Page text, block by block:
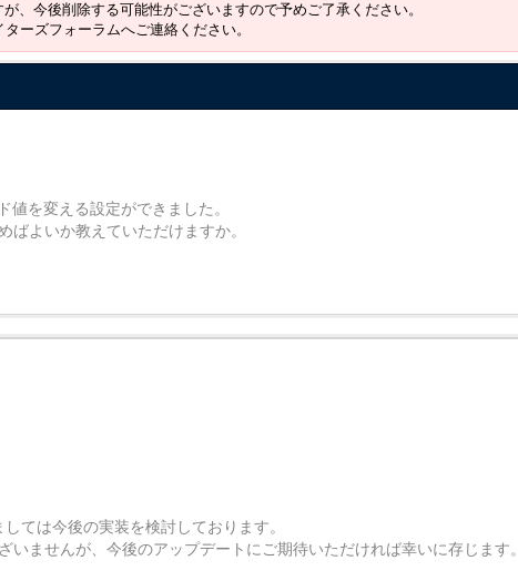
、今後削除する可能性がございますので予めご了承ください。
ーズフォーラムへご連絡ください。
を変える設定ができました。
よいか教えていただけますか。
ては今後の実装を検討しております。
ませんが、今後のアップデートにご期待いただければ幸いに存じます。